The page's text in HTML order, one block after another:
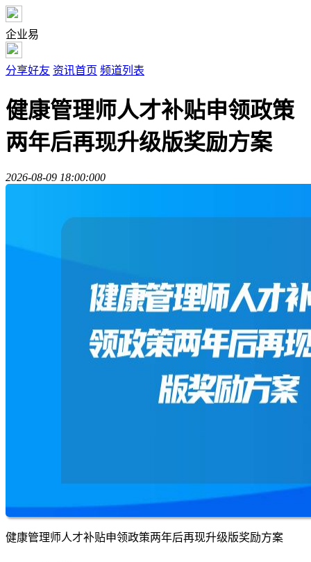
企业易
分享好友 资讯首页 频道列表
健康管理师人才补贴申领政策
两年后再现升级版奖励方案
2026-08-09 18:00:000
健康管理师人才补贴申领政策两年后再现升级版奖励方案